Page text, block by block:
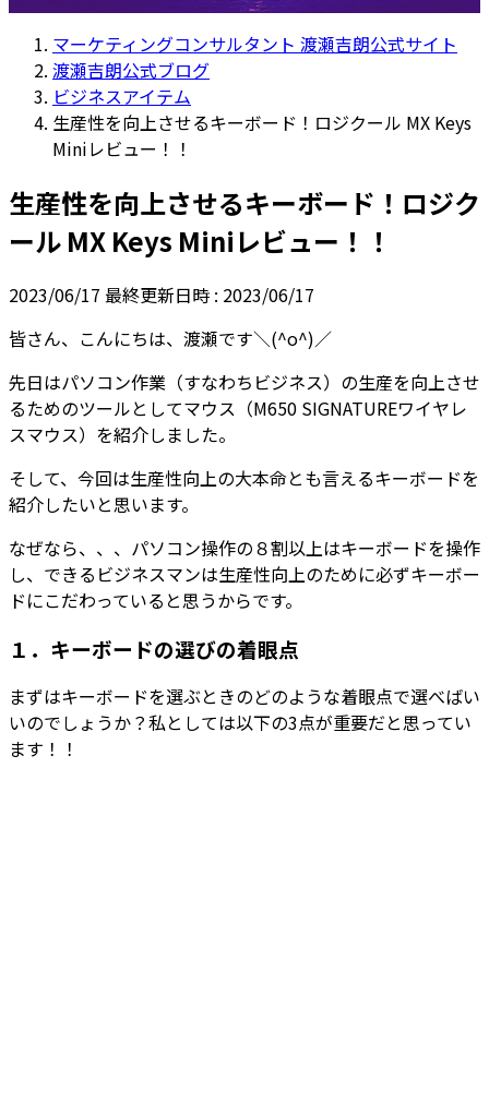
マーケティングコンサルタント 渡瀬吉朗公式サイト
渡瀬吉朗公式ブログ
ビジネスアイテム
生産性を向上させるキーボード！ロジクール MX Keys
Miniレビュー！！
生産性を向上させるキーボード！ロジク
ール MX Keys Miniレビュー！！
2023/06/17 最終更新日時 : 2023/06/17
皆さん、こんにちは、渡瀬です＼(^o^)／
先日はパソコン作業（すなわちビジネス）の生産を向上させ
るためのツールとしてマウス（M650 SIGNATUREワイヤレ
スマウス）を紹介しました。
そして、今回は生産性向上の大本命とも言えるキーボードを
紹介したいと思います。
なぜなら、、、パソコン操作の８割以上はキーボードを操作
し、できるビジネスマンは生産性向上のために必ずキーボー
ドにこだわっていると思うからです。
１．キーボードの選びの着眼点
まずはキーボードを選ぶときのどのような着眼点で選べばい
いのでしょうか？私としては以下の3点が重要だと思ってい
ます！！